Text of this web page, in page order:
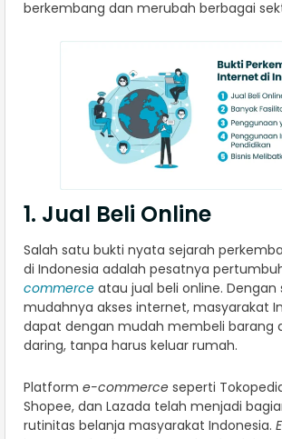
berkembang dan merubah berbagai
1. Jual Beli Online
Salah satu bukti nyata sejarah
di Indonesia adalah pesatnya
commerce atau jual beli online. Dengan
mudahnya akses internet, masyarakat
dapat dengan mudah membeli barang
daring, tanpa harus keluar rumah.
Platform e-commerce seperti
Shopee, dan Lazada telah menjadi
rutinitas belanja masyarakat Indonesia.